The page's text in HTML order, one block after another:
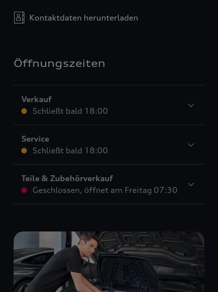
Kontaktdaten herunterladen
Öffnungszeiten
Verkauf
Schließt bald 18:00
Service
Schließt bald 18:00
Teile & Zubehörverkauf
Geschlossen, öffnet am Freitag 07:30